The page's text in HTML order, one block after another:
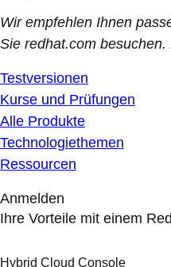
Wir empfehlen Ihnen
Sie redhat.com
Testversionen
Kurse und Prüfungen
Alle Produkte
Technologiethemen
Ressourcen
Anmelden
Ihre Vorteile mit einem
Hybrid Cloud Console